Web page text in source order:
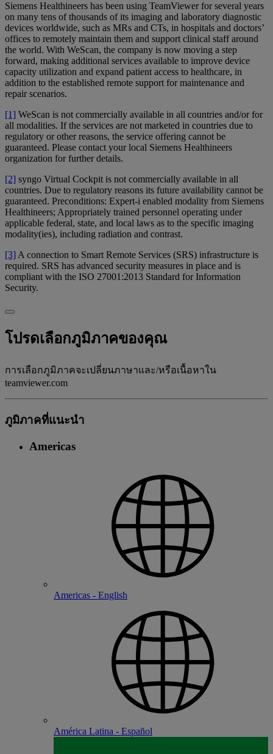
Siemens Healthineers has been using TeamViewer for several years
on many tens of thousands of its imaging and laboratory diagnostic
devices worldwide, such as MRs and CTs, in hospitals and doctors’
offices to remotely maintain them and support clinical staff around
the world. With WeScan, the company is now moving a step
forward, making additional services available to improve device
capacity utilization and expand patient access to healthcare, in
addition to the established remote support for maintenance and
repair scenarios.
[1] WeScan is not commercially available in all countries and/or for
all modalities. If the services are not marketed in countries due to
regulatory or other reasons, the service offering cannot be
guaranteed. Please contact your local Siemens Healthineers
organization for further details.
[2] syngo Virtual Cockpit is not commercially available in all
countries. Due to regulatory reasons its future availability cannot be
guaranteed. Preconditions: Expert-i enabled modality from Siemens
Healthineers; Appropriately trained personnel operating under
applicable federal, state, and local laws as to the specific imaging
modality(ies), including radiation and contrast.
[3] A connection to Smart Remote Services (SRS) infrastructure is
required. SRS has advanced security measures in place and is
compliant with the ISO 27001:2013 Standard for Information
Security.
โปรดเลือกภูมิภาคของคุณ
การเลือกภูมิภาคจะเปลี่ยนภาษาและ/หรือเนื้อหาใน
teamviewer.com
ภูมิภาคที่แนะนํา
Americas
Americas - English
América Latina - Español